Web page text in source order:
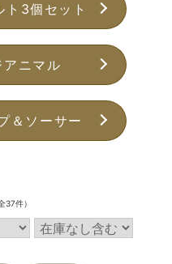
ト3個セット
アニマル
＆ソーサー
37件）